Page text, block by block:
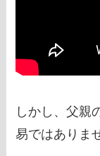
しかし、父親
易ではありま